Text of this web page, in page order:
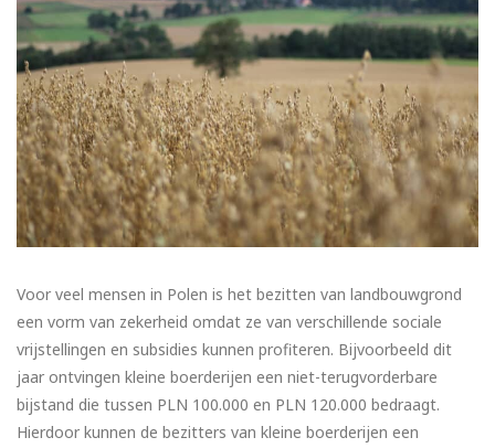
Voor veel mensen in Polen is het bezitten van landbouwgrond
een vorm van zekerheid omdat ze van verschillende sociale
vrijstellingen en subsidies kunnen profiteren. Bijvoorbeeld dit
jaar ontvingen kleine boerderijen een niet-terugvorderbare
bijstand die tussen PLN 100.000 en PLN 120.000 bedraagt.
Hierdoor kunnen de bezitters van kleine boerderijen een